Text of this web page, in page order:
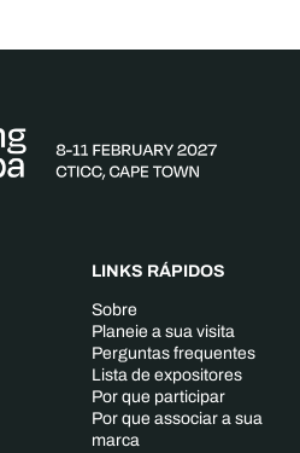
LINKS RÁPIDOS
Sobre
Planeie a sua visita
Perguntas frequentes
Lista de expositores
Por que participar
Por que associar a sua
marca